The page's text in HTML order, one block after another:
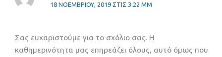
18 ΝΟΕΜΒΡΊΟΥ, 2019 ΣΤΙΣ 3:22 ΜΜ
Σας ευχαριστούμε για το σχόλιο σας. Η
καθημερινότητα μας επηρεάζει όλους, αυτό όμως που